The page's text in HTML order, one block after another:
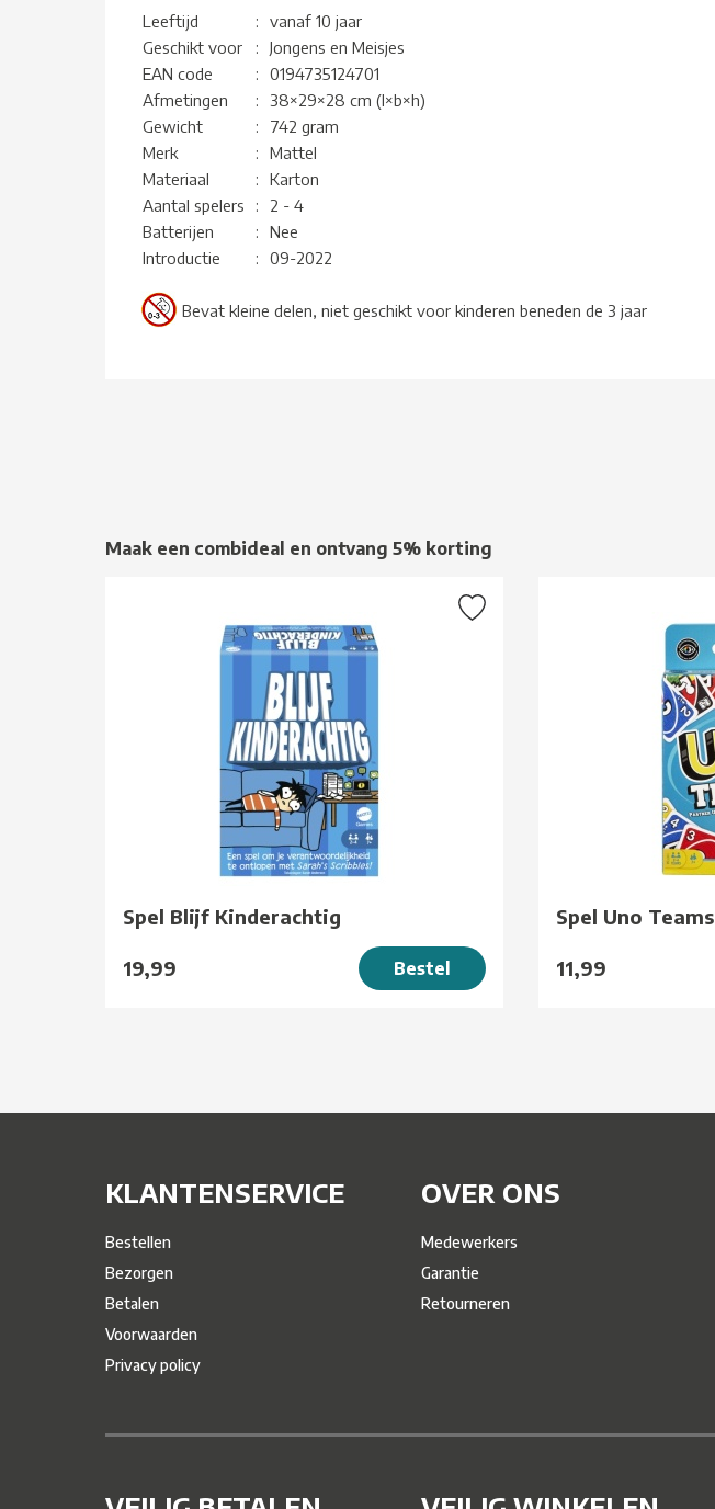
Leeftijd :
vanaf 10 jaar
Geschikt voor
:
Jongens en Meisjes
EAN code
:
0194735124701
Afmetingen
:
38×29×28 cm (l×b×h)
Gewicht
:
742 gram
Merk
:
Mattel
Materiaal
:
Karton
Aantal spelers
:
2 - 4
Batterijen
:
Nee
Introductie
: 09-2022
Bevat kleine delen, niet geschikt voor kinderen beneden de 3 jaar
Maak een combideal en ontvang 5% korting
Spel Blijf Kinderachtig
19,99 Bestel
Spel Uno Teams
11,99
KLANTENSERVICE
Bestellen
Bezorgen
Betalen
Voorwaarden
Privacy policy
OVER ONS
Medewerkers
Garantie
Retourneren